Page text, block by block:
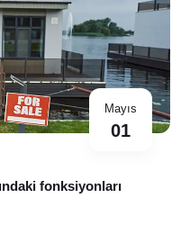
Mayıs
01
fonksiyonları